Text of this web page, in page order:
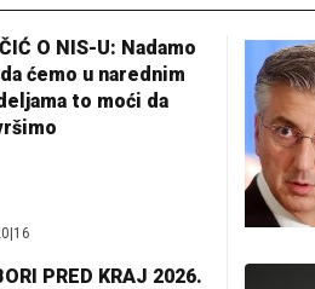
O NIS-U: Nadamo
ćemo u narednim
to moći da
|16
PRED KRAJ 2026.